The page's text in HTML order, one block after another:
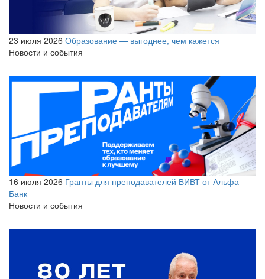
23 июля 2026 Образование — выгоднее, чем кажется
Новости и события
16 июля 2026 Гранты для преподавателей ВИВТ от Альфа-
Банк
Новости и события